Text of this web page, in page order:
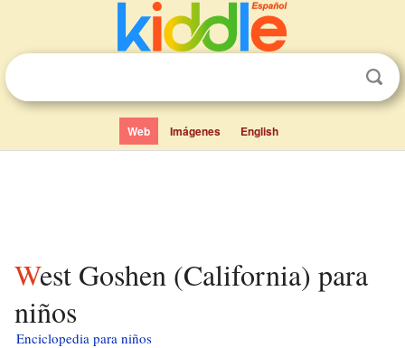
Web Imágenes English
West Goshen (California) para
niños
Enciclopedia para niños